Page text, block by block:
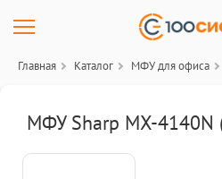
Главная Каталог МФУ для офиса
МФУ Sharp MX-4140N